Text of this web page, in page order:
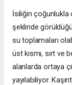
İsiliğin çoğunlukla
şeklinde
su toplamaları
üst kısmı, sırt ve
alanlarda ortaya
yayılabiliyor.